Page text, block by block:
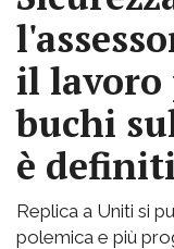
il lavoro
buchi
è
Replica a Uniti si
polemica e più